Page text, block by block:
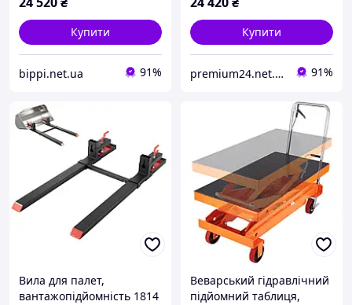
Купити
bippi.net.ua 91%
Vevor
Купити
premium24.net.ua 91%
Вила для палет,
вантажопідйомність 1814
Веварський гідравлічний
підйомний таблиця,